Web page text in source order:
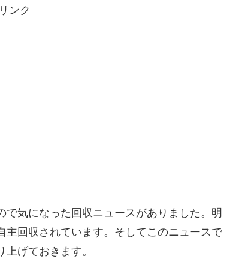
ンク
気になった回収ニュースがありました。明
回収されています。そしてこのニュースで
げておきます。